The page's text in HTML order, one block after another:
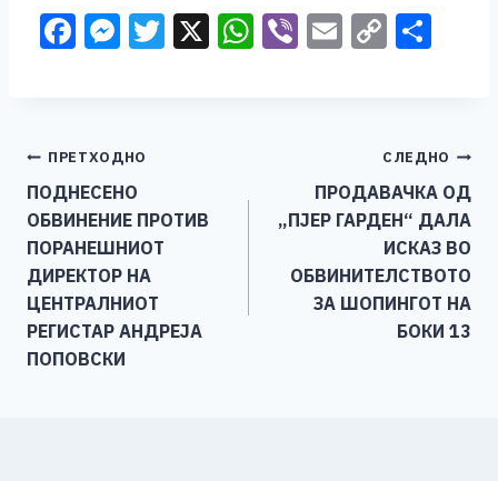
F
b
o
o
k
M
n
g
er
T X W Vi E C
Li
n
k
Навигација
на
напис
ПРЕТХОДНО
ПОДНЕСЕНО
ОБВИНЕНИЕ ПРОТИВ
ПОРАНЕШНИОТ
ДИРЕКТОР НА
ЦЕНТРАЛНИОТ
РЕГИСТАР АНДРЕЈА
ПОПОВСКИ
СЛЕДНО
ПРОДАВАЧКА ОД
„ПЈЕР ГАРДЕН“ ДАЛА
ИСКАЗ ВО
ОБВИНИТЕЛСТВОТО
ЗА ШОПИНГОТ НА
БОКИ 13